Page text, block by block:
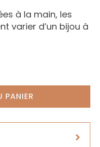
à la main, les
varier d’un bijou à
PANIER